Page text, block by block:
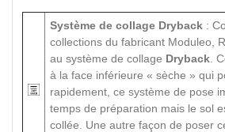
Système de collage Dryback :
collections du fabricant Moduleo,
au système de collage Dryback .
à la face inférieure « sèche » qui
rapidement, ce système de pose
temps de préparation mais le sol
collée. Une autre façon de poser